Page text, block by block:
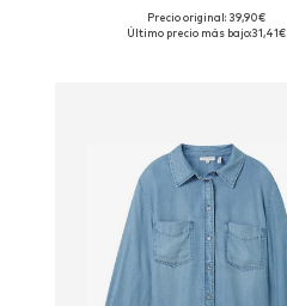
Tallas disponibles: S, M, L
Precio original: 39,90€
Último precio más bajo:31,41€